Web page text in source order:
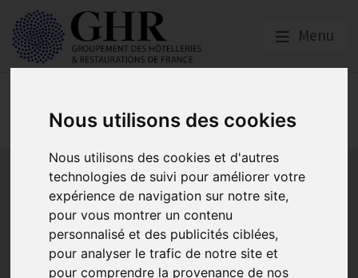
Nous utilisons des cookies
Nous utilisons des cookies et d'autres
technologies de suivi pour améliorer votre
expérience de navigation sur notre site,
pour vous montrer un contenu
personnalisé et des publicités ciblées,
pour analyser le trafic de notre site et
pour comprendre la provenance de nos
Menu
fiscalité
Bail commercial Hygiène La SACEM et la SPRE
Les formations obligatoires
Les obligations dans les débits de boissons et les
discothèques
Les obligations dans les hôtels
Les obligations dans les restaurants